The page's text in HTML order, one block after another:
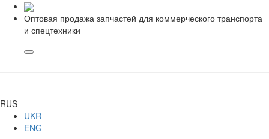
Оптовая продажа запчастей для коммерческого транспорта
и спецтехники
RUS
UKR
ENG